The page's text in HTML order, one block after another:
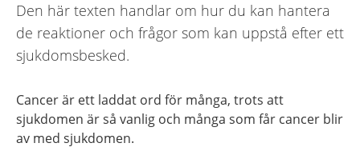
Den här texten handlar om hur du kan hantera
de reaktioner och frågor som kan uppstå efter ett
sjukdomsbesked.
Cancer är ett laddat ord för många, trots att
sjukdomen är så vanlig och många som får cancer blir
av med sjukdomen.